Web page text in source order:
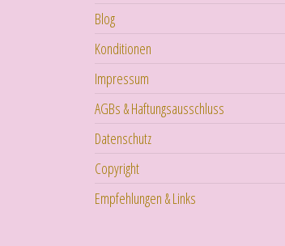
Blog
Konditionen
Impressum
AGBs & Haftungsausschluss
Datenschutz
Copyright
Empfehlungen & Links